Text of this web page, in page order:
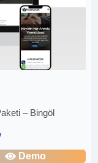
– Bingöl
Demo